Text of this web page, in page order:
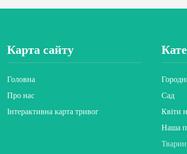
Карта сайту
Головна
Про нас
Інтерактивна карта тривог
Сад
Квіти
Наша